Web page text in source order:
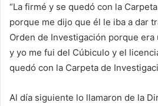
“La firmé y se quedó con la
porque me dijo que él le iba a dar
Orden de Investigación porque
y yo me fui del Cúbiculo y el
quedó con la Carpeta de
Al día siguiente lo llamaron de la